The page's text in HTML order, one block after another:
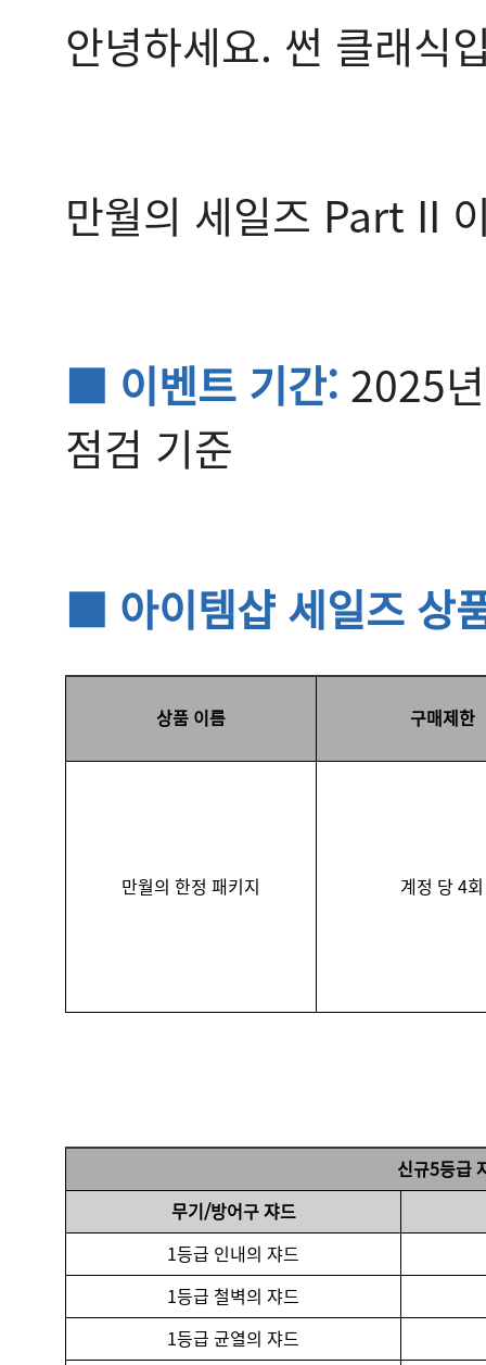
안녕하세요. 썬 클래식
만월의 세일즈 Part II
■ 이벤트 기간: 2025
점검 기준
■ 아이템샵 세일즈 상
상품 이름 구매제한
만월의 한정 패키지 계정 당 4회
신규5등급
무기/방어구 쟈드
1등급 인내의 쟈드
1등급 철벽의 쟈드
1등급 균열의 쟈드